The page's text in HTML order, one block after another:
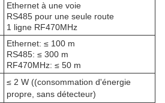
Ethernet à une voie
RS485 pour une seule route
1 ligne RF470MHz
Ethernet: ≤ 100 m
RS485: ≤ 300 m
RF470MHz: ≤ 50 m
≤ 2 W ((consommation d'énergie
propre, sans détecteur)